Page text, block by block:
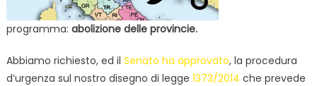
programma: abolizione delle provincie.
Abbiamo richiesto, ed il Senato ha approvato, la procedura
d’urgenza sul nostro disegno di legge 1373/2014 che prevede